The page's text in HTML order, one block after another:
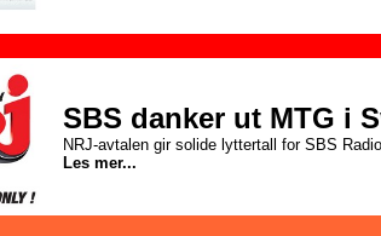
SBS danker ut MTG i
NRJ-avtalen gir solide lyttertall for SBS Radio
Les mer...